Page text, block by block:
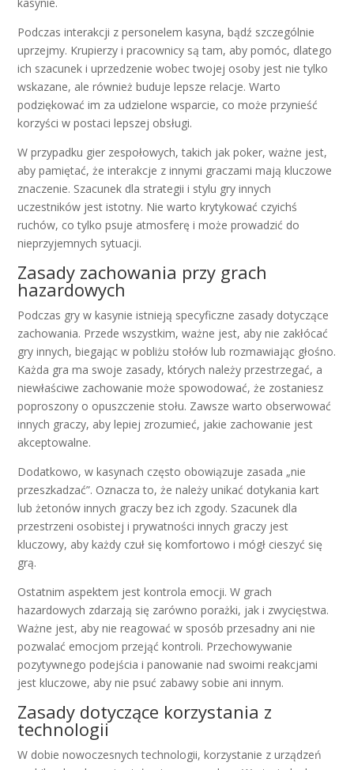
kasynie.
Podczas interakcji z personelem kasyna, bądź szczególnie
uprzejmy. Krupierzy i pracownicy są tam, aby pomóc, dlatego
ich szacunek i uprzedzenie wobec twojej osoby jest nie tylko
wskazane, ale również buduje lepsze relacje. Warto
podziękować im za udzielone wsparcie, co może przynieść
korzyści w postaci lepszej obsługi.
W przypadku gier zespołowych, takich jak poker, ważne jest,
aby pamiętać, że interakcje z innymi graczami mają kluczowe
znaczenie. Szacunek dla strategii i stylu gry innych
uczestników jest istotny. Nie warto krytykować czyichś
ruchów, co tylko psuje atmosferę i może prowadzić do
nieprzyjemnych sytuacji.
Zasady zachowania przy grach
hazardowych
Podczas gry w kasynie istnieją specyficzne zasady dotyczące
zachowania. Przede wszystkim, ważne jest, aby nie zakłócać
gry innych, biegając w pobliżu stołów lub rozmawiając głośno.
Każda gra ma swoje zasady, których należy przestrzegać, a
niewłaściwe zachowanie może spowodować, że zostaniesz
poproszony o opuszczenie stołu. Zawsze warto obserwować
innych graczy, aby lepiej zrozumieć, jakie zachowanie jest
akceptowalne.
Dodatkowo, w kasynach często obowiązuje zasada „nie
przeszkadzać”. Oznacza to, że należy unikać dotykania kart
lub żetonów innych graczy bez ich zgody. Szacunek dla
przestrzeni osobistej i prywatności innych graczy jest
kluczowy, aby każdy czuł się komfortowo i mógł cieszyć się
grą.
Ostatnim aspektem jest kontrola emocji. W grach
hazardowych zdarzają się zarówno porażki, jak i zwycięstwa.
Ważne jest, aby nie reagować w sposób przesadny ani nie
pozwalać emocjom przejąć kontroli. Przechowywanie
pozytywnego podejścia i panowanie nad swoimi reakcjami
jest kluczowe, aby nie psuć zabawy sobie ani innym.
Zasady dotyczące korzystania z
technologii
W dobie nowoczesnych technologii, korzystanie z urządzeń